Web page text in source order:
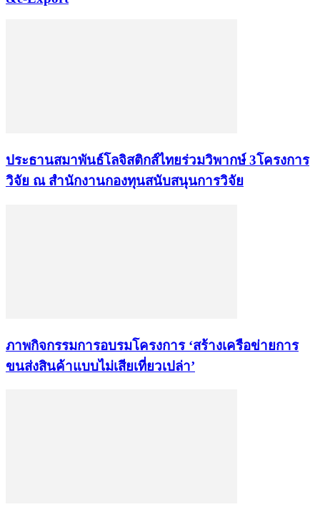
ประธานสมาพันธ์โลจิสติกส์ไทยร่วมวิพากษ์ 3โครงการ
วิจัย ณ สำนักงานกองทุนสนับสนุนการวิจัย
ภาพกิจกรรมการอบรมโครงการ ‘สร้างเครือข่ายการ
ขนส่งสินค้าแบบไม่เสียเที่ยวเปล่า’